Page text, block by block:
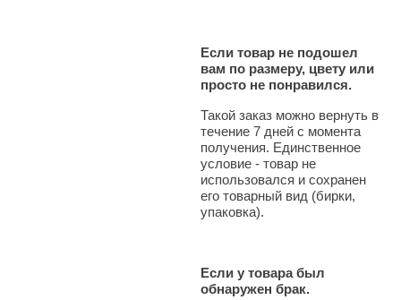
Если товар не подошел
вам по размеру, цвету или
просто не понравился.
Такой заказ можно вернуть в
течение 7 дней с момента
получения. Единственное
условие - товар не
использовался и сохранен
его товарный вид (бирки,
упаковка).
Если у товара был
обнаружен брак.